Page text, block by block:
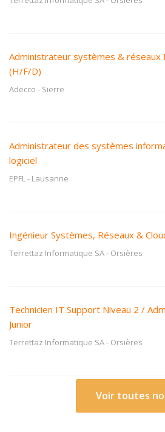
Administrateur systèmes & réseaux
(H/F/D)
Adecco - Sierre
Administrateur des systèmes
logiciel
EPFL- Lausanne
Ingénieur Systèmes, Réseaux &
Terrettaz Informatique SA- Orsières
Technicien IT Support Niveau 2 /
Junior
Terrettaz Informatique SA- Orsières
Voir toutes